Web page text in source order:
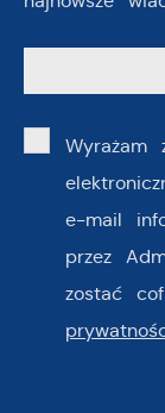
Wyrażam
e-mail
przez
zostać